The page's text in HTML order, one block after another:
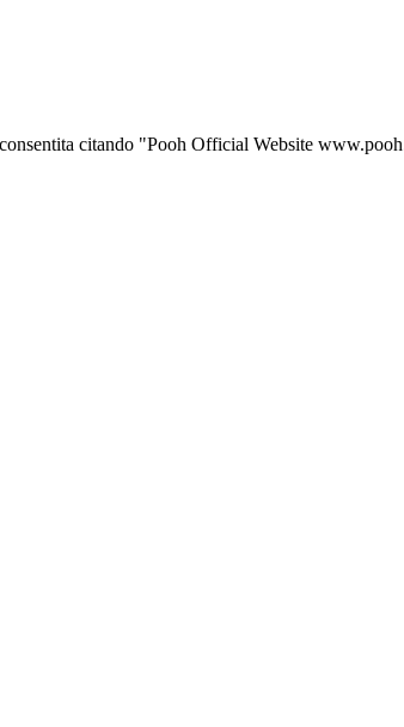
citando "Pooh Official Website